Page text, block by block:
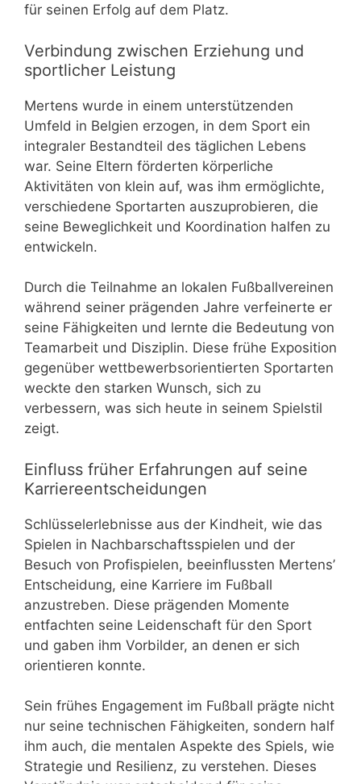
für seinen Erfolg auf dem Platz.
Verbindung zwischen Erziehung und
sportlicher Leistung
Mertens wurde in einem unterstützenden
Umfeld in Belgien erzogen, in dem Sport ein
integraler Bestandteil des täglichen Lebens
war. Seine Eltern förderten körperliche
Aktivitäten von klein auf, was ihm ermöglichte,
verschiedene Sportarten auszuprobieren, die
seine Beweglichkeit und Koordination halfen zu
entwickeln.
Durch die Teilnahme an lokalen Fußballvereinen
während seiner prägenden Jahre verfeinerte er
seine Fähigkeiten und lernte die Bedeutung von
Teamarbeit und Disziplin. Diese frühe Exposition
gegenüber wettbewerbsorientierten Sportarten
weckte den starken Wunsch, sich zu
verbessern, was sich heute in seinem Spielstil
zeigt.
Einfluss früher Erfahrungen auf seine
Karriereentscheidungen
Schlüsselerlebnisse aus der Kindheit, wie das
Spielen in Nachbarschaftsspielen und der
Besuch von Profispielen, beeinflussten Mertens’
Entscheidung, eine Karriere im Fußball
anzustreben. Diese prägenden Momente
entfachten seine Leidenschaft für den Sport
und gaben ihm Vorbilder, an denen er sich
orientieren konnte.
Sein frühes Engagement im Fußball prägte nicht
nur seine technischen Fähigkeiten, sondern half
ihm auch, die mentalen Aspekte des Spiels, wie
Strategie und Resilienz, zu verstehen. Dieses